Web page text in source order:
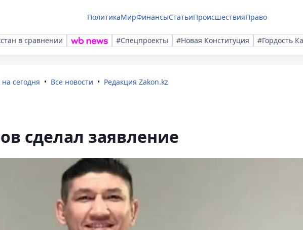
ПолитикаМирФинансыСтатьиПроисшествияПраво
в сравнении #Спецпроекты #Новая Конституция #Гордость
сегодня Все новости Редакция Zakon.kz
сделал заявление